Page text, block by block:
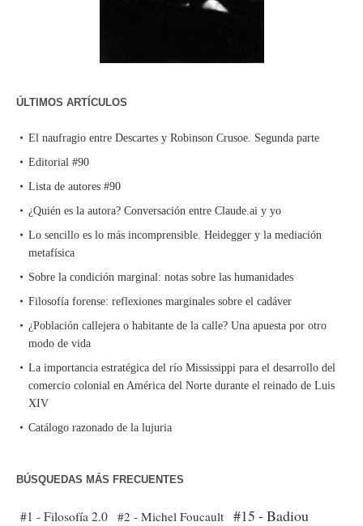
ÚLTIMOS ARTÍCULOS
El naufragio entre Descartes y Robinson Crusoe. Segunda parte
Editorial #90
Lista de autores #90
¿Quién es la autora? Conversación entre Claude.ai y yo
Lo sencillo es lo más incomprensible. Heidegger y la mediación
metafísica
Sobre la condición marginal: notas sobre las humanidades
Filosofía forense: reflexiones marginales sobre el cadáver
¿Población callejera o habitante de la calle? Una apuesta por otro
modo de vida
La importancia estratégica del río Mississippi para el desarrollo del
comercio colonial en América del Norte durante el reinado de Luis
XIV
Catálogo razonado de la lujuria
BÚSQUEDAS MÁS FRECUENTES
#1 - Filosofía 2.0 #2 - Michel Foucault #15 - Badiou